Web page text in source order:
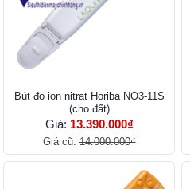
Bút đo ion nitrat Horiba NO3-11S
(cho đất)
Giá: 13.390.000₫
Giá cũ:14.000.000₫